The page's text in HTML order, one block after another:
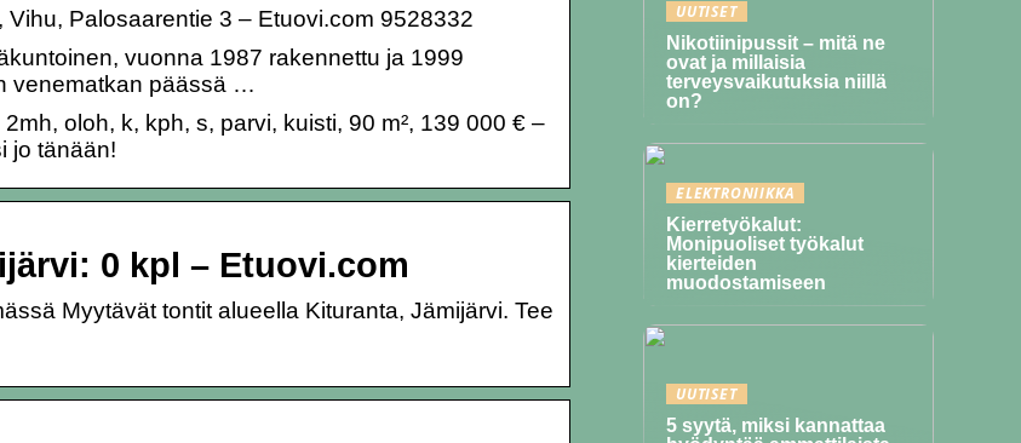
Palosaarentie 3 – Etuovi.com 9528332
vuonna 1987 rakennettu ja 1999
venematkan päässä …
oloh, k, kph, s, parvi, kuisti, 90 m², 139 000 € –
jo tänään!
0 kpl – Etuovi.com
Myytävät tontit alueella Kituranta, Jämijärvi. Tee
UUTISET
Nikotiinipussit – mitä ne
ovat ja millaisia
terveysvaikutuksia niillä
on?
ELEKTRONIIKKA
Kierretyökalut:
Monipuoliset työkalut
kierteiden
muodostamiseen
UUTISET
5 syytä, miksi kannattaa